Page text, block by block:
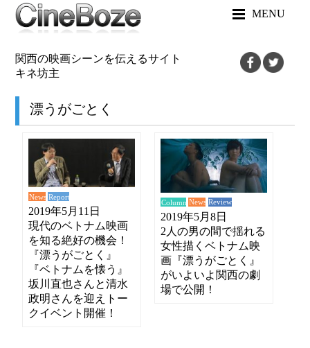
MENU
関西の映画シーンを伝えるサイト
キネ坊主
漂うがごとく
News Report
2019年5月11日
現代のベトナム映画
を知る絶好の機会！
『漂うがごとく』
『ベトナムを懐う』
坂川直也さんと清水
政明さんを迎えトー
クイベント開催！
Column News Review
2019年5月8日
2人の男の間で揺れる
女性描くベトナム映
画『漂うがごとく』
がいよいよ関西の劇
場で公開！